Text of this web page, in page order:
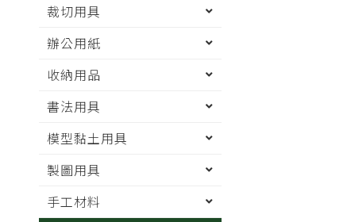
裁切用具
辦公用紙
收納用品
書法用具
模型黏土用具
製圖用具
手工材料